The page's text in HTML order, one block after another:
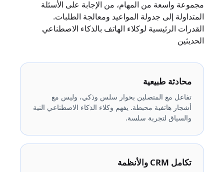
مجموعة واسعة من المهام، من الإجابة على الأسئلة
المتداولة إلى جدولة المواعيد ومعالجة الطلبات.
القدرات الرئيسية لوكلاء الهاتف بالذكاء الاصطناعي
الحديثين
محادثة طبيعية
تفاعل مع المتصلين بحوار سلس وذكي، وليس مع
أشجار هاتفية محبطة. يفهم وكلاء الذكاء الاصطناعي النية
والسياق لتجربة سلسة.
تكامل CRM والأنظمة